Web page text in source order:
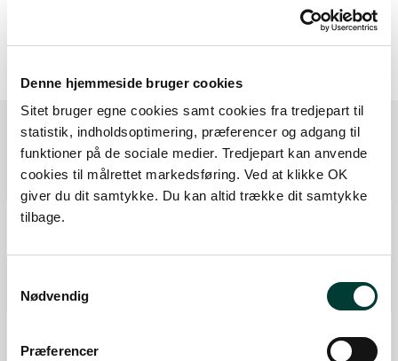
Denne hjemmeside bruger cookies
Sitet bruger egne cookies samt cookies fra tredjepart til
statistik, indholdsoptimering, præferencer og adgang til
funktioner på de sociale medier. Tredjepart kan anvende
cookies til målrettet markedsføring. Ved at klikke OK
giver du dit samtykke. Du kan altid trække dit samtykke
tilbage.
Nødvendig
Præferencer
Ruten i detaljer
Start
Fra forrige:
Fra forrige:2,4 km